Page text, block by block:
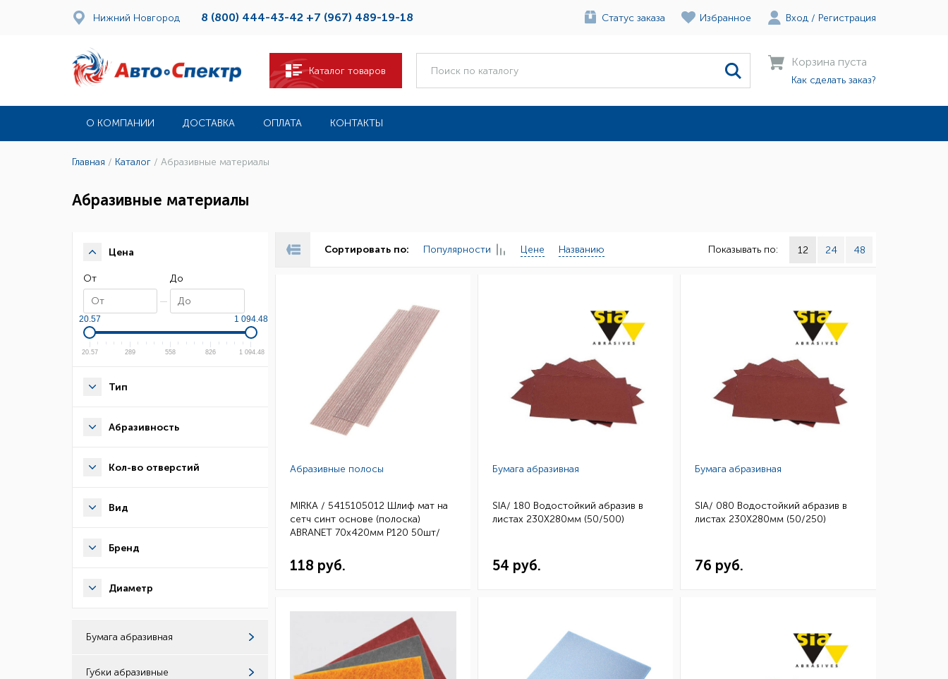
Нижний Новгород 8 (800) 444-43-42 +7 (967) 489-19-18 Статус заказа Избранное Вход / Регистрация
Каталог товаров
Корзина пуста
Как сделать заказ?
О КОМПАНИИ ДОСТАВКА ОПЛАТА КОНТАКТЫ
Главная / Каталог / Абразивные материалы
Абразивные материалы
Цена
От До
20.57 1 094.48
20.57 289 558 826 1 094.48
Тип
Абразивность
Кол-во отверстий
Вид
Бренд
Диаметр
Бумага абразивная
Губки абразивные
Сортировать по: Популярности Цене Названию Показывать по: 12 24 48
Абразивные полосы
MIRKA / 5415105012 Шлиф мат на
сетч синт основе (полоска)
ABRANET 70x420мм Р120 50шт/
118 руб.
Бумага абразивная
SIA/ 180 Водостойкий абразив в
листах 230Х280мм (50/500)
54 руб.
Бумага абразивная
SIA/ 080 Водостойкий абразив в
листах 230Х280мм (50/250)
76 руб.